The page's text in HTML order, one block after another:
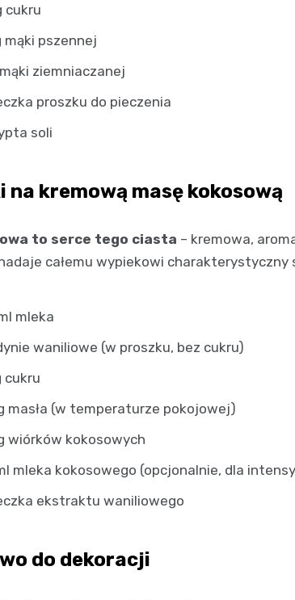
cukru
mąki pszennej
ziemniaczanej
proszku do pieczenia
soli
na kremową masę kokosową
to serce tego ciasta – kremowa,
całemu wypiekowi
mleka
waniliowe (w proszku, bez cukru)
cukru
masła (w temperaturze pokojowej)
wiórków kokosowych
mleka kokosowego (opcjonalnie, dla
ekstraktu waniliowego
do dekoracji